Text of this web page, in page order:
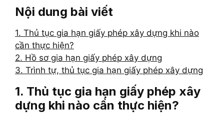
Nội dung bài viết
1. Thủ tục gia hạn giấy phép xây dựng khi nào
cần thực hiện?
2. Hồ sơ gia hạn giấy phép xây dựng
3. Trình tự, thủ tục gia hạn giấy phép xây dựng
1. Thủ tục gia hạn giấy phép xây
dựng khi nào cần thực hiện?